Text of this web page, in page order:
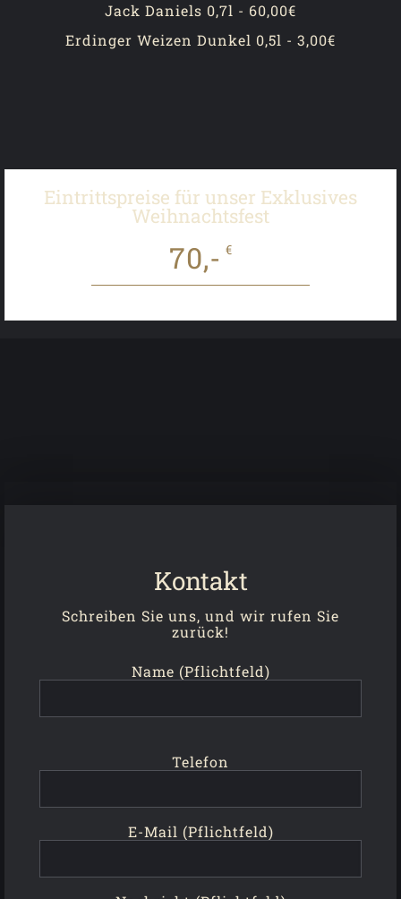
Jack Daniels 0,7l - 60,00€
Erdinger Weizen Dunkel 0,5l - 3,00€
Eintrittspreise für unser Exklusives
Weihnachtsfest
70,- €
Kontakt
Schreiben Sie uns, und wir rufen Sie
zurück!
Name (Pflichtfeld)
Telefon
E-Mail (Pflichtfeld)